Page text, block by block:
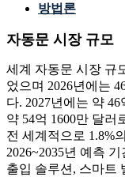
방법론
자동문 시장 규모
세계 자동문 시장 규
었으며 2026년에는
다. 2027년에는 약
약 54억 1600만 달러
전 세계적으로 1.8%
2026~2035년 예측
출입 솔루션, 스마트